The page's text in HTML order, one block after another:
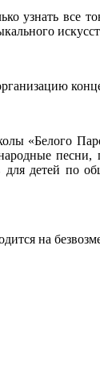
узнать все
«Белого
для детей по
на